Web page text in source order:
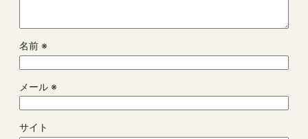
名前 ※
メール ※
サイト